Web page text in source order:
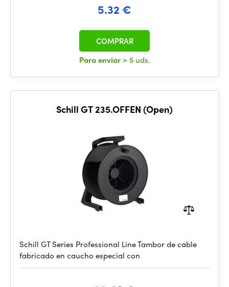
5.32 €
Para enviar > 5 uds.
COMPRAR
Schill GT 235.OFFEN (Open)
Schill GT Series Professional Line Tambor de cable
fabricado en caucho especial con